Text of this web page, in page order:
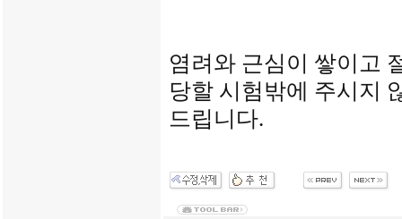
염려와 근심이 쌓이고
당할 시험밖에 주시지
드립니다.